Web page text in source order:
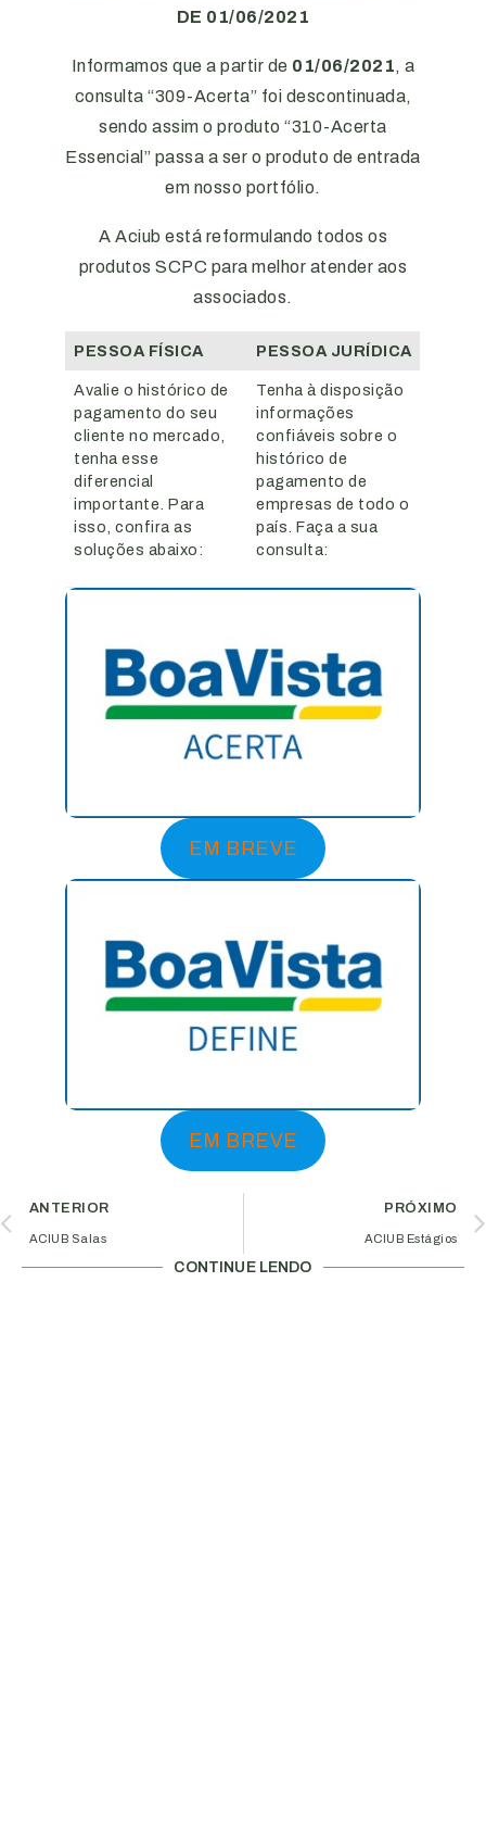
DE 01/06/2021
Informamos que a partir de 01/06/2021, a
consulta “309-Acerta” foi descontinuada,
sendo assim o produto “310-Acerta
Essencial” passa a ser o produto de entrada
em nosso portfólio.
A Aciub está reformulando todos os
produtos SCPC para melhor atender aos
associados.
PESSOA FÍSICA PESSOA JURÍDICA
Avalie o histórico de
pagamento do seu
cliente no mercado,
tenha esse
diferencial
importante. Para
isso, confira as
soluções abaixo:
Tenha à disposição
informações
confiáveis sobre o
histórico de
pagamento de
empresas de todo o
país. Faça a sua
consulta:
EM BREVE
EM BREVE
ANTERIOR
ACIUB Salas
PRÓXIMO
ACIUB Estágios
CONTINUE LENDO